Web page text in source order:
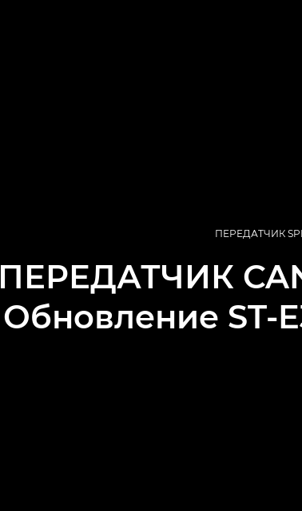
ПЕРЕДАТЧИК
ПЕРЕДАТЧИК
Обновление ST-